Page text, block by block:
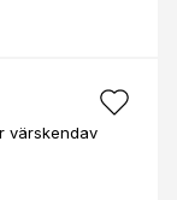
värskendav